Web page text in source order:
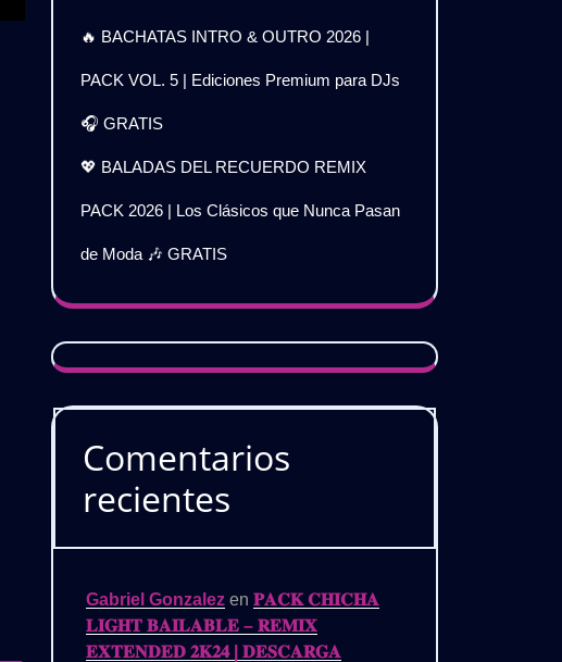
🔥 BACHATAS INTRO & OUTRO 2026 |
PACK VOL. 5 | Ediciones Premium para DJs
🎧 GRATIS
💖 BALADAS DEL RECUERDO REMIX
PACK 2026 | Los Clásicos que Nunca Pasan
de Moda 🎶 GRATIS
Comentarios
recientes
Gabriel Gonzalez en 𝐏𝐀𝐂𝐊 𝐂𝐇𝐈𝐂𝐇𝐀
𝐋𝐈𝐆𝐇𝐓 𝐁𝐀𝐈𝐋𝐀𝐁𝐋𝐄 – 𝐑𝐄𝐌𝐈𝐗
𝐄𝐗𝐓𝐄𝐍𝐃𝐄𝐃 𝟐𝐊𝟐𝟒 | 𝐃𝐄𝐒𝐂𝐀𝐑𝐆𝐀